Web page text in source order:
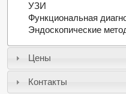
КНИЖНЫЙ МАГАЗИН
ПАЦИЕНТАМ
Где пройти
Компьютерная
УЗИ
Функциональная
Эндоскопические
Цены
Контакты